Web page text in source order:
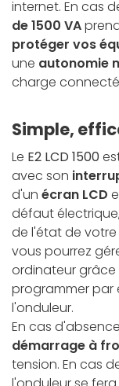
internet. En cas
de 1500 VA
protéger vos
une autonomie
charge
Simple,
Le E2 LCD 1500
avec son
d'un écran LCD
défaut
de l'état de votre
vous pourrez
ordinateur grâce
programmer par
l'onduleur.
En cas
démarrage à
tension. En cas